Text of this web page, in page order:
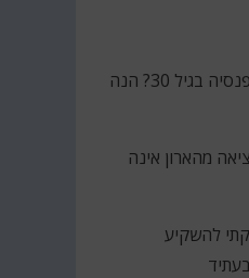
הסולידית יצאה לפנסיה בגיל 30? הנה
מהארון אינה
להשקיע